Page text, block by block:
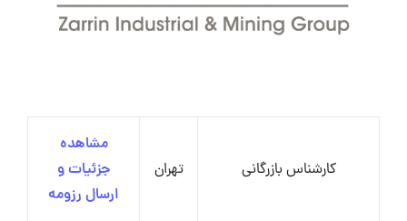
کارشناس بازرگانی تهران
مشاهده
جزئیات و
ارسال رزومه